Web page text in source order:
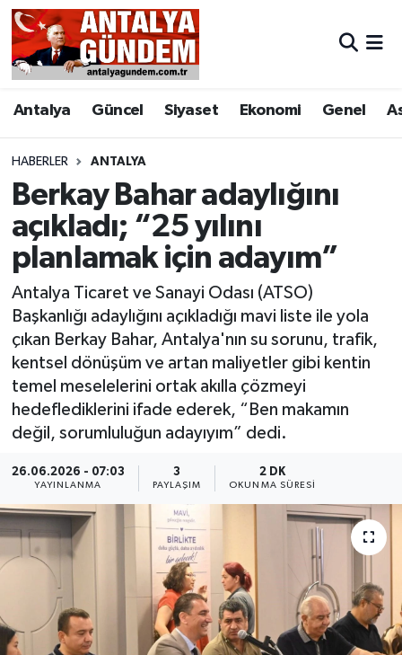
Antalya Güncel Siyaset Ekonomi Genel
HABERLER ANTALYA
Berkay Bahar adaylığını
açıkladı; “25 yılını
planlamak için adayım”
Antalya Ticaret ve Sanayi Odası (ATSO)
Başkanlığı adaylığını açıkladığı mavi liste ile yola
çıkan Berkay Bahar, Antalya'nın su sorunu, trafik,
kentsel dönüşüm ve artan maliyetler gibi kentin
temel meselelerini ortak akılla çözmeyi
hedeflediklerini ifade ederek, “Ben makamın
değil, sorumluluğun adayıyım” dedi.
26.06.2026 - 07:03
YAYINLANMA
3
PAYLAŞIM
2 DK
OKUNMA SÜRESI
Antalya
Asayiş
Bilim & Teknoloji
Bölge
EĞİTİM
Ekonomi
Genel
Görüntülü Haber
Güncel
Kültür & Sanat
Magazin
Resmi İlan
Sağlık & Yaşam
Antalya Nöbetçi Eczaneler
Antalya Hava Durumu
Antalya Namaz Vakitleri
Antalya Trafik Yoğunluk Haritası
Süper Lig Puan Durumu ve Fikstür
Tüm Manşetler
Son Dakika Haberleri
Haber Arşivi